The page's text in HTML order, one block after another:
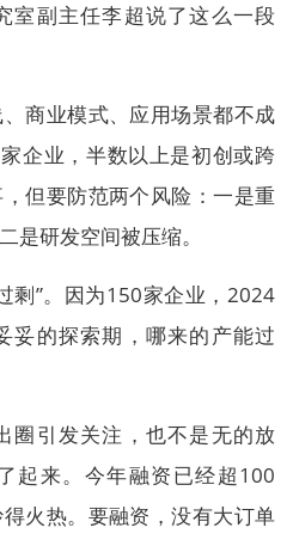
室副主任李超说了这么一段
商业模式、应用场景都不成
企业，半数以上是初创或跨
但要防范两个风险：一是重
是研发空间被压缩。
剩”。因为150家企业，2024
妥的探索期，哪来的产能过
圈引发关注，也不是无的放
起来。今年融资已经超100
火热。要融资，没有大订单